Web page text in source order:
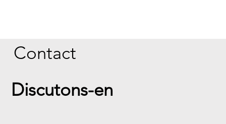
Contact
Discutons-en